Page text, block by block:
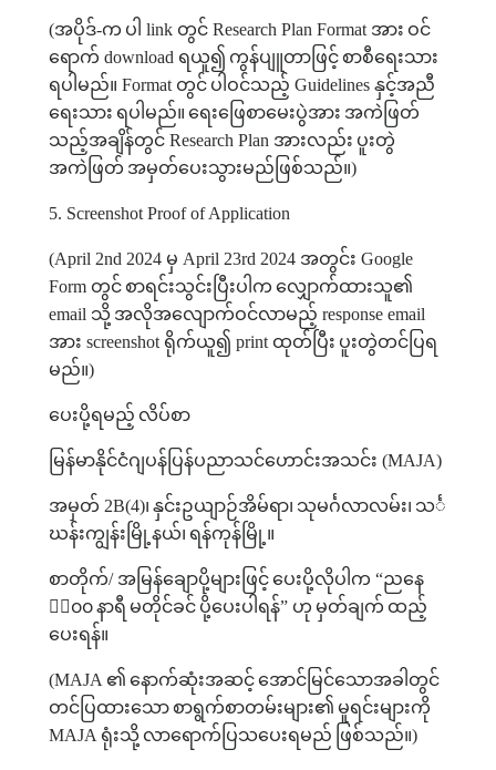
(အပိုဒ်-က ပါ link တွင် Research Plan Format အား ဝင်
ရောက် download ရယူ၍ ကွန်ပျူတာဖြင့် စာစီရေးသား
ရပါမည်။ Format တွင် ပါဝင်သည့် Guidelinesနှင့်အညီ
ရေးသား ရပါမည်။ ရေးဖြေစာမေးပွဲအား အကဲဖြတ်
သည့်အချိန်တွင် Research Plan အားလည်း ပူးတွဲ
အကဲဖြတ် အမှတ်ပေးသွားမည်ဖြစ်သည်။)
5. Screenshot Proof of Application
(April 2nd 2024 မှ April 23rd 2024 အတွင်း Google
Form တွင် စာရင်းသွင်းပြီးပါက လျှောက်ထားသူ၏
email သို့ အလိုအလျောက်ဝင်လာမည့် response email
အား screenshot ရိုက်ယူ၍ print ထုတ်ပြီး ပူးတွဲတင်ပြရ
မည်။)
ပေးပို့ရမည့် လိပ်စာ
မြန်မာနိုင်ငံဂျပန်ပြန်ပညာသင်ဟောင်းအသင်း (MAJA)
အမှတ် 2B(4)၊ နှင်းဥယျာဉ်အိမ်ရာ၊ သုမင်္ဂလာလမ်း၊ သင်္
ဃန်းကျွန်းမြို့နယ်၊ ရန်ကုန်မြို့။
စာတိုက်/ အမြန်ချောပို့များဖြင့် ပေးပို့လိုပါက “ညနေ
၄း၀၀ နာရီ မတိုင်ခင် ပို့ပေးပါရန်” ဟု မှတ်ချက် ထည့်
ပေးရန်။
(MAJA ၏ နောက်ဆုံးအဆင့် အောင်မြင်သောအခါတွင်
တင်ပြထားသော စာရွက်စာတမ်းများ၏ မူရင်းများကို
MAJA ရုံးသို့ လာရောက်ပြသပေးရမည် ဖြစ်သည်။)